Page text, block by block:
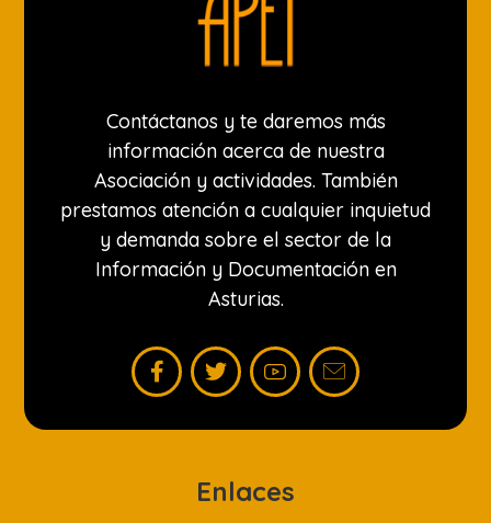
Contáctanos y te daremos más
información acerca de nuestra
Asociación y actividades. También
prestamos atención a cualquier inquietud
y demanda sobre el sector de la
Información y Documentación en
Asturias.
Enlaces